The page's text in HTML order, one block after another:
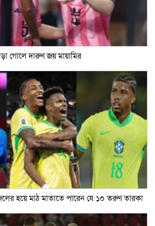
গোলে দারুণ জয় মায়ামির
হয়ে মাঠ মাতাতে পারেন যে ১০ তরুণ তারকা